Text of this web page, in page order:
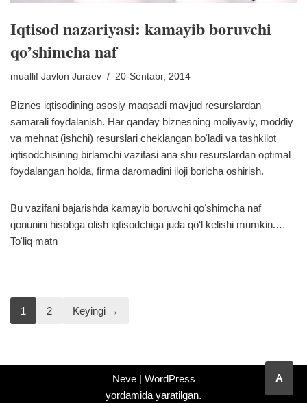
Iqtisod nazariyasi: kamayib boruvchi
qo’shimcha naf
muallif Javlon Juraev 20-Sentabr, 2014
Biznes iqtisodining asosiy maqsadi mavjud resurslardan
samarali foydalanish. Har qanday biznesning moliyaviy, moddiy
va mehnat (ishchi) resurslari cheklangan boʻladi va tashkilot
iqtisodchisining birlamchi vazifasi ana shu resurslardan optimal
foydalangan holda, firma daromadini iloji boricha oshirish.
Bu vazifani bajarishda kamayib boruvchi qoʻshimcha naf
qonunini hisobga olish iqtisodchiga juda qoʻl kelishi mumkin.…
Toʻliq matn
1 2 Keyingi →
Neve| WordPress
yordamida yaratilgan.
A